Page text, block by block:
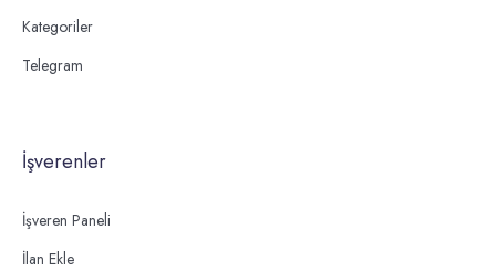
Kategoriler
Telegram
İşverenler
İşveren Paneli
İlan Ekle